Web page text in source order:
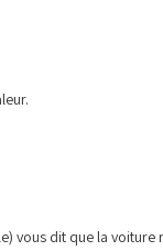
dit que la voiture